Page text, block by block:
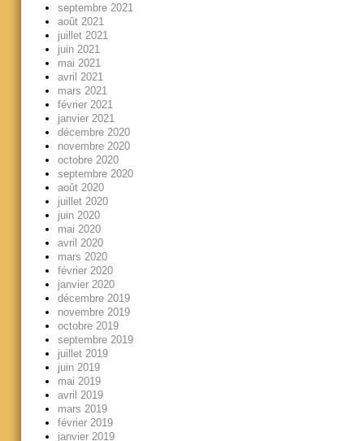
septembre 2021
août 2021
juillet 2021
juin 2021
mai 2021
avril 2021
mars 2021
février 2021
janvier 2021
décembre 2020
novembre 2020
octobre 2020
septembre 2020
août 2020
juillet 2020
juin 2020
mai 2020
avril 2020
mars 2020
février 2020
janvier 2020
décembre 2019
novembre 2019
octobre 2019
septembre 2019
juillet 2019
juin 2019
mai 2019
avril 2019
mars 2019
février 2019
janvier 2019